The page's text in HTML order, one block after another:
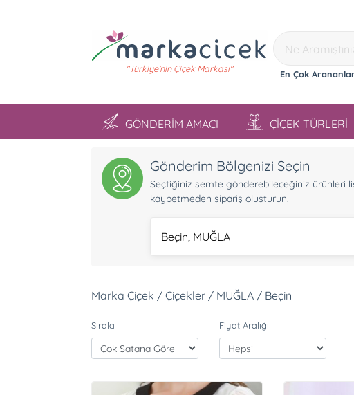
"Türkiye'nin Çiçek Markası" En Çok
GÖNDERİM AMACI ÇİÇEK TÜRLERİ
Gönderim Bölgenizi Seçin
Seçtiğiniz semte gönderebileceğiniz ürünleri
kaybetmeden sipariş oluşturun.
Beçin, MUĞLA
Marka Çiçek / Çiçekler / MUĞLA / Beçin
Sırala Fiyat Aralığı